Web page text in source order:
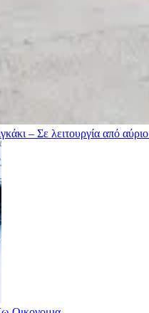
– Σε λειτουργία από αύριο